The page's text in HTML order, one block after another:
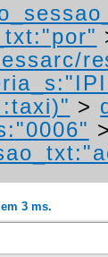
>
>
3 ms.